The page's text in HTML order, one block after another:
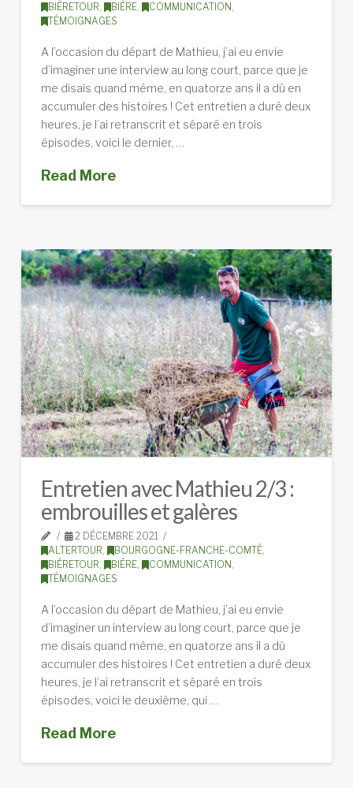
BIÈRETOUR, BIÈRE, COMMUNICATION,
TÉMOIGNAGES
A l’occasion du départ de Mathieu, j’ai eu envie
d’imaginer une interview au long court, parce que je
me disais quand même, en quatorze ans il a dû en
accumuler des histoires ! Cet entretien a duré deux
heures, je l’ai retranscrit et séparé en trois
épisodes, voici le dernier, …
Read More
Entretien avec Mathieu 2/3 :
embrouilles et galères
2 DÉCEMBRE 2021
ALTERTOUR, BOURGOGNE-FRANCHE-COMTÉ,
BIÈRETOUR, BIÈRE, COMMUNICATION,
TÉMOIGNAGES
A l’occasion du départ de Mathieu, j’ai eu envie
d’imaginer un interview au long court, parce que je
me disais quand même, en quatorze ans il a dû
accumuler des histoires ! Cet entretien a duré deux
heures, je l’ai retranscrit et séparé en trois
épisodes, voici le deuxième, qui …
Read More